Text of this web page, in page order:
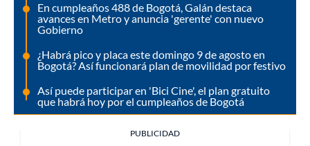
En cumpleaños 488 de Bogotá, Galán destaca
avances en Metro y anuncia 'gerente' con nuevo
Gobierno
¿Habrá pico y placa este domingo 9 de agosto en
Bogotá? Así funcionará plan de movilidad por festivo
Así puede participar en 'Bici Cine', el plan gratuito
que habrá hoy por el cumpleaños de Bogotá
PUBLICIDAD